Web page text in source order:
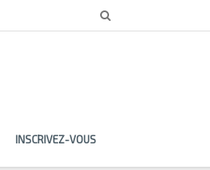
INSCRIVEZ-VOUS